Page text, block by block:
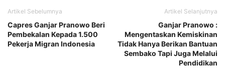
Artikel Sebelumnya
Capres Ganjar Pranowo Beri
Pembekalan Kepada 1.500
Pekerja Migran Indonesia
Artikel Selanjutnya
Ganjar Pranowo :
Mengentaskan Kemiskinan
Tidak Hanya Berikan Bantuan
Sembako Tapi Juga Melalui
Pendidikan